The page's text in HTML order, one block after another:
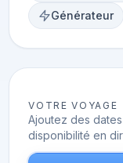
Générateur
VOTRE VOYAGE
Ajoutez des
disponibilité en